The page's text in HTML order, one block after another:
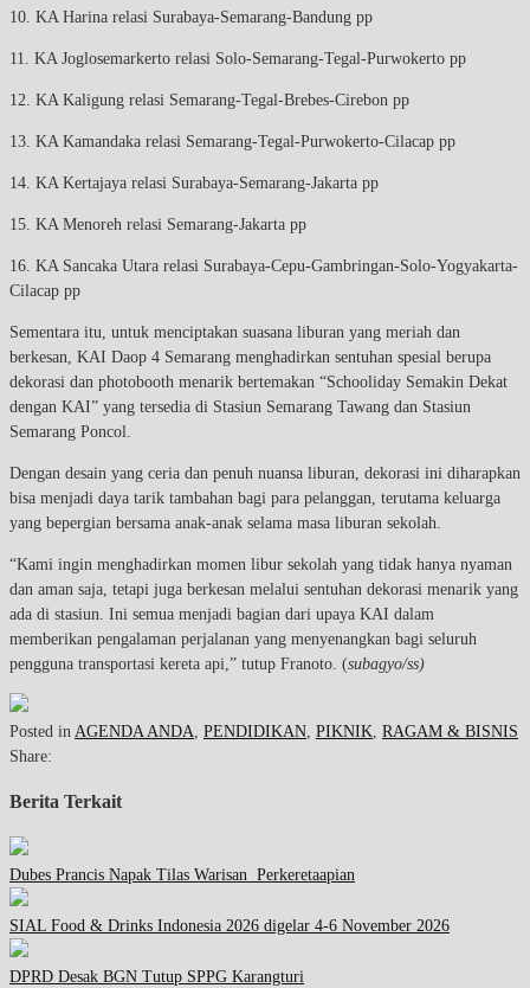
10. KA Harina relasi Surabaya-Semarang-Bandung pp
11. KA Joglosemarkerto relasi Solo-Semarang-Tegal-Purwokerto pp
12. KA Kaligung relasi Semarang-Tegal-Brebes-Cirebon pp
13. KA Kamandaka relasi Semarang-Tegal-Purwokerto-Cilacap pp
14. KA Kertajaya relasi Surabaya-Semarang-Jakarta pp
15. KA Menoreh relasi Semarang-Jakarta pp
16. KA Sancaka Utara relasi Surabaya-Cepu-Gambringan-Solo-Yogyakarta-
Cilacap pp
Sementara itu, untuk menciptakan suasana liburan yang meriah dan
berkesan, KAI Daop 4 Semarang menghadirkan sentuhan spesial berupa
dekorasi dan photobooth menarik bertemakan “Schooliday Semakin Dekat
dengan KAI” yang tersedia di Stasiun Semarang Tawang dan Stasiun
Semarang Poncol.
Dengan desain yang ceria dan penuh nuansa liburan, dekorasi ini diharapkan
bisa menjadi daya tarik tambahan bagi para pelanggan, terutama keluarga
yang bepergian bersama anak-anak selama masa liburan sekolah.
“Kami ingin menghadirkan momen libur sekolah yang tidak hanya nyaman
dan aman saja, tetapi juga berkesan melalui sentuhan dekorasi menarik yang
ada di stasiun. Ini semua menjadi bagian dari upaya KAI dalam
memberikan pengalaman perjalanan yang menyenangkan bagi seluruh
pengguna transportasi kereta api,” tutup Franoto. (subagyo/ss)
Posted in AGENDA ANDA PENDIDIKAN PIKNIK RAGAM & BISNIS
Share:
Berita Terkait
Dubes Prancis Napak Tilas Warisan Perkeretaapian
SIAL Food & Drinks Indonesia 2026 digelar 4-6 November 2026
DPRD Desak BGN Tutup SPPG Karangturi